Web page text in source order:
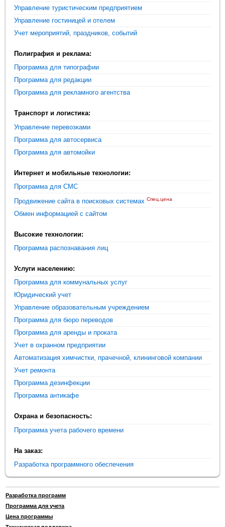
Управление туристическим предприятием
Управление гостиницей и отелем
Учет мероприятий, праздников, событий
Полиграфия и реклама:
Программа для типографии
Программа для редакции
Программа для рекламного агентства
Транспорт и логистика:
Управление перевозками
Программа для автосервиса
Программа для автомойки
Интернет и мобильные технологии:
Программа для СМС
Продвижение сайта в поисковых системах Спец.цена
Обмен информацией с сайтом
Высокие технологии:
Программа распознавания лиц
Услуги населению:
Программа для коммунальных услуг
Юридический учет
Управление образовательным учреждением
Программа для бюро переводов
Программа для аренды и проката
Учет в охранном предприятии
Автоматизация химчистки, прачечной, клининговой компании
Учет ремонта
Программа дезинфекции
Программа антикафе
Охрана и безопасность:
Программа учета рабочего времени
На заказ:
Разработка программного обеспечения
Разработка программ
Программа для учета
Цена программы